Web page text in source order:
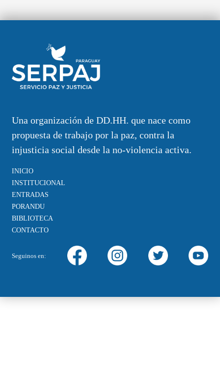
Una organización de DD.HH. que nace como
propuesta de trabajo por la paz, contra la
injusticia social desde la no-violencia activa.
INICIO
INSTITUCIONAL
ENTRADAS
PORANDU
BIBLIOTECA
CONTACTO
Seguinos en: